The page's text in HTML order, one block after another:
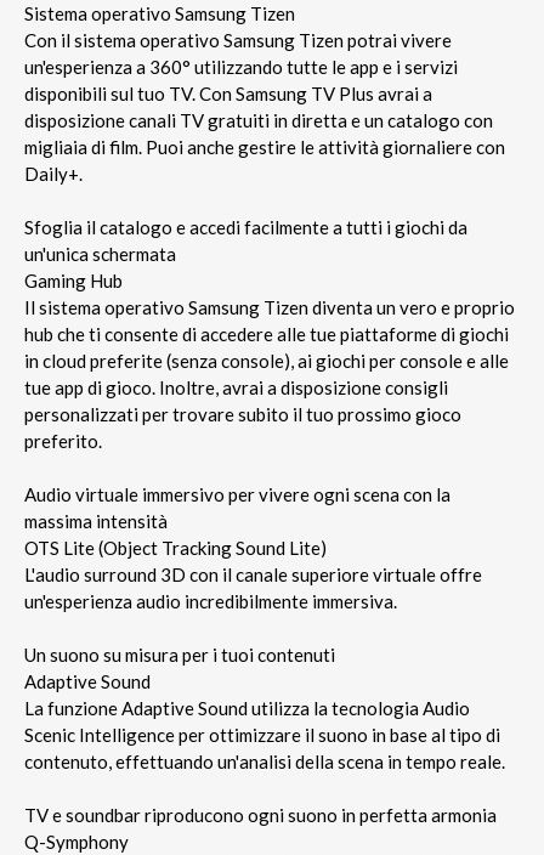
Sistema operativo Samsung Tizen
Con il sistema operativo Samsung Tizen potrai vivere
un'esperienza a 360° utilizzando tutte le app e i servizi
disponibili sul tuo TV. Con Samsung TV Plus avrai a
disposizione canali TV gratuiti in diretta e un catalogo con
migliaia di film. Puoi anche gestire le attività giornaliere con
Daily+.
Sfoglia il catalogo e accedi facilmente a tutti i giochi da
un'unica schermata
Gaming Hub
Il sistema operativo Samsung Tizen diventa un vero e proprio
hub che ti consente di accedere alle tue piattaforme di giochi
in cloud preferite (senza console), ai giochi per console e alle
tue app di gioco. Inoltre, avrai a disposizione consigli
personalizzati per trovare subito il tuo prossimo gioco
preferito.
Audio virtuale immersivo per vivere ogni scena con la
massima intensità
OTS Lite (Object Tracking Sound Lite)
L'audio surround 3D con il canale superiore virtuale offre
un'esperienza audio incredibilmente immersiva.
Un suono su misura per i tuoi contenuti
Adaptive Sound
La funzione Adaptive Sound utilizza la tecnologia Audio
Scenic Intelligence per ottimizzare il suono in base al tipo di
contenuto, effettuando un'analisi della scena in tempo reale.
TV e soundbar riproducono ogni suono in perfetta armonia
Q-Symphony